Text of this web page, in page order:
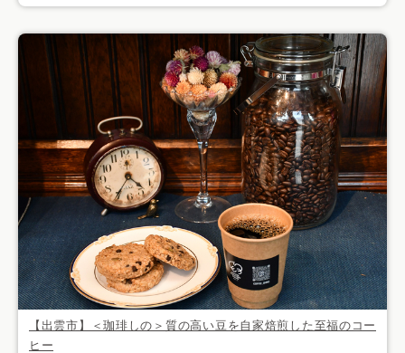
【出雲市】＜珈琲しの＞質の高い豆を自家焙煎した至福のコー
ヒー